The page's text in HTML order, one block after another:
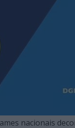
nacionais